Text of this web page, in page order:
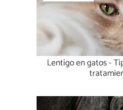
Lentigo en gatos -